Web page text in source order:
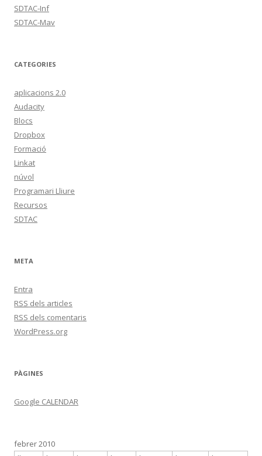
SDTAC-Inf
SDTAC-Mav
CATEGORIES
aplicacions 2.0
Audacity
Blocs
Dropbox
Formació
Linkat
núvol
Programari Lliure
Recursos
SDTAC
META
Entra
RSS dels articles
RSS dels comentaris
WordPress.org
PÀGINES
Google CALENDAR
febrer 2010